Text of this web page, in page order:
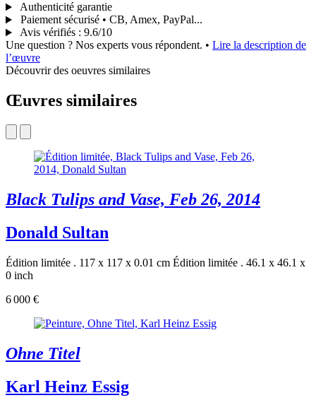
Authenticité garantie
Paiement sécurisé • CB, Amex, PayPal...
Avis vérifiés : 9.6/10
Une question ? Nos experts vous répondent. • Lire la description de
l’œuvre
Découvrir des oeuvres similaires
Œuvres similaires
Black Tulips and Vase, Feb 26, 2014
Donald Sultan
Édition limitée . 117 x 117 x 0.01 cm Édition limitée . 46.1 x 46.1 x
0 inch
6 000 €
Ohne Titel
Karl Heinz Essig